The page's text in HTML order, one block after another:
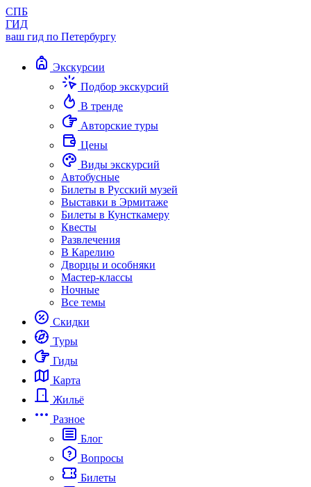
СПБ
ГИД
ваш гид по Петербургу
Экскурсии
Подбор экскурсий
В тренде
Авторские туры
Цены
Виды экскурсий
Автобусные
Билеты в Русский музей
Выставки в Эрмитаже
Билеты в Кунсткамеру
Квесты
Развлечения
В Карелию
Дворцы и особняки
Мастер-классы
Ночные
Все темы
Скидки
Туры
Гиды
Карта
Жильё
Разное
Блог
Вопросы
Билеты